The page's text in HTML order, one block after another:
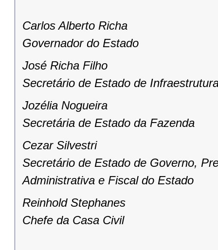
Carlos Alberto Richa
Governador do Estado
José Richa Filho
Secretário de Estado de
Jozélia Nogueira
Secretária de Estado da Fazenda
Cezar Silvestri
Secretário de Estado de Governo,
Administrativa e Fiscal do Estado
Reinhold Stephanes
Chefe da Casa Civil